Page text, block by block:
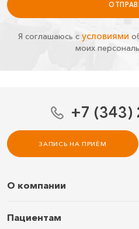
Я соглашаюсь с условиями
моих
+7 (343)
ЗАПИСЬ НА ПРИЁМ
О компании
Услуги и цены
Пациентам